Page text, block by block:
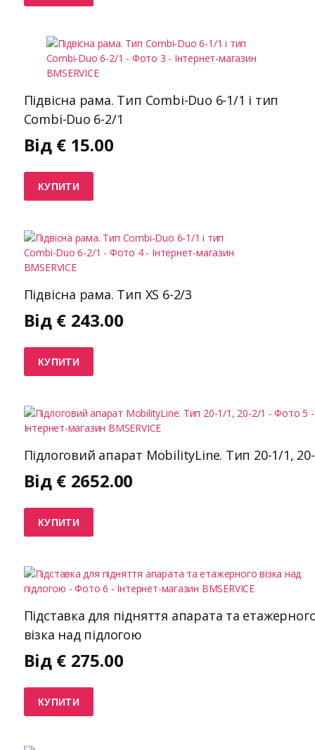
Підвісна рама. Тип Combi-Duo 6-1/1 і тип
Combi-Duo 6-2/1
Від € 15.00
КУПИТИ
Підвісна рама. Тип XS 6-2/3
Від € 243.00
КУПИТИ
Підлоговий апарат MobilityLine. Тип 20-1/1,
Від € 2652.00
КУПИТИ
Підставка для підняття апарата та
візка над підлогою
Від € 275.00
КУПИТИ